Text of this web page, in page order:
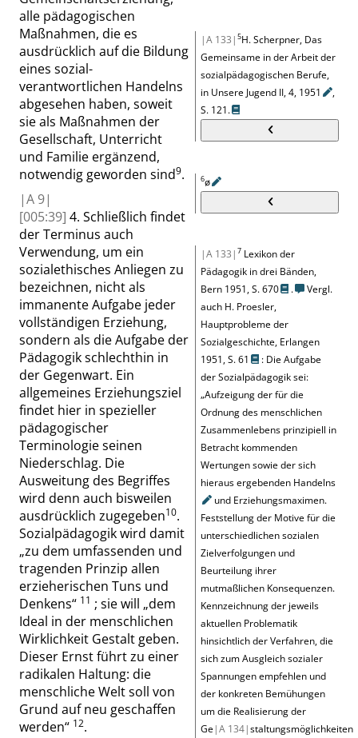
|A 133| 5H. Scherpner, Das
Gemeinsame in der Arbeit der
sozialpädagogischen Berufe,
in Unsere Jugend II, 4, 1951
,
S. 121.
6ø
|A 133| 7 Lexikon der
Pädagogik in drei Bänden,
Bern 1951,S. 670 .
Vergl.
auch H. Proesler,
Hauptprobleme der
Sozialgeschichte, Erlangen
1951,S. 61
: Die Aufgabe
der Sozialpädagogik sei:
„Aufzeigung der für die
Ordnung des menschlichen
Zusammenlebens prinzipiell in
Betracht kommenden
Wertungen sowie der sich
hieraus ergebenden Handelns
und Erziehungsmaximen.
Feststellung der Motive für die
unterschiedlichen sozialen
Zielverfolgungen und
Beurteilung ihrer
mutmaßlichen Konsequenzen.
Kennzeichnung der jeweils
aktuellen Problematik
hinsichtlich der Verfahren, die
sich zum Ausgleich sozialer
Spannungen empfehlen und
der konkreten Bemühungen
um die Realisierung der
Ge|A 134|staltungsmöglichkeiten
alle pädagogischen
Maßnahmen, die es
ausdrücklich auf die Bildung
eines sozial-
verantwortlichen Handelns
abgesehen haben, soweit
sie als Maßnahmen der
Gesellschaft, Unterricht
und Familie ergänzend,
notwendig geworden sind9.
|A 9|
[005:39] 4. Schließlich findet
der Terminus auch
Verwendung, um ein
sozialethisches Anliegen zu
bezeichnen, nicht als
immanente Aufgabe jeder
vollständigen Erziehung,
sondern als die Aufgabe der
Pädagogik schlechthin in
der Gegenwart. Ein
allgemeines Erziehungsziel
findet hier in spezieller
pädagogischer
Terminologie seinen
Niederschlag. Die
Ausweitung des Begriffes
wird denn auch bisweilen
ausdrücklich zugegeben10.
Sozialpädagogik wird damit
„zu dem umfassenden und
tragenden Prinzip allen
erzieherischen Tuns und
Denkens“ 11 ; sie will „dem
Ideal in der menschlichen
Wirklichkeit Gestalt geben.
Dieser Ernst führt zu einer
radikalen Haltung: die
menschliche Welt soll von
Grund auf neu geschaffen
werden“ 12.